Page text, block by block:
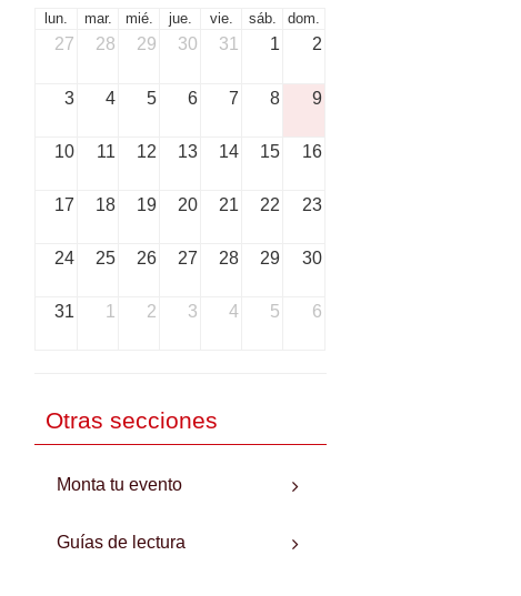
lun. mar. mié. jue. vie. sáb. dom.
27 28 29 30 31 1 2
3 4 5 6 7 8 9
10 11 12 13 14 15 16
17 18 19 20 21 22 23
24 25 26 27 28 29 30
31 1 2 3 4 5 6
Otras secciones
Monta tu evento
Guías de lectura